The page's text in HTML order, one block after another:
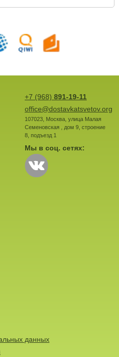
+7 (968) 891-19-11
office@dostavkatsvetov.org
107023, Москва, улица Малая
Семеновская , дом 9, строение
8, подъезд 1
Мы в соц. сетях:
данных